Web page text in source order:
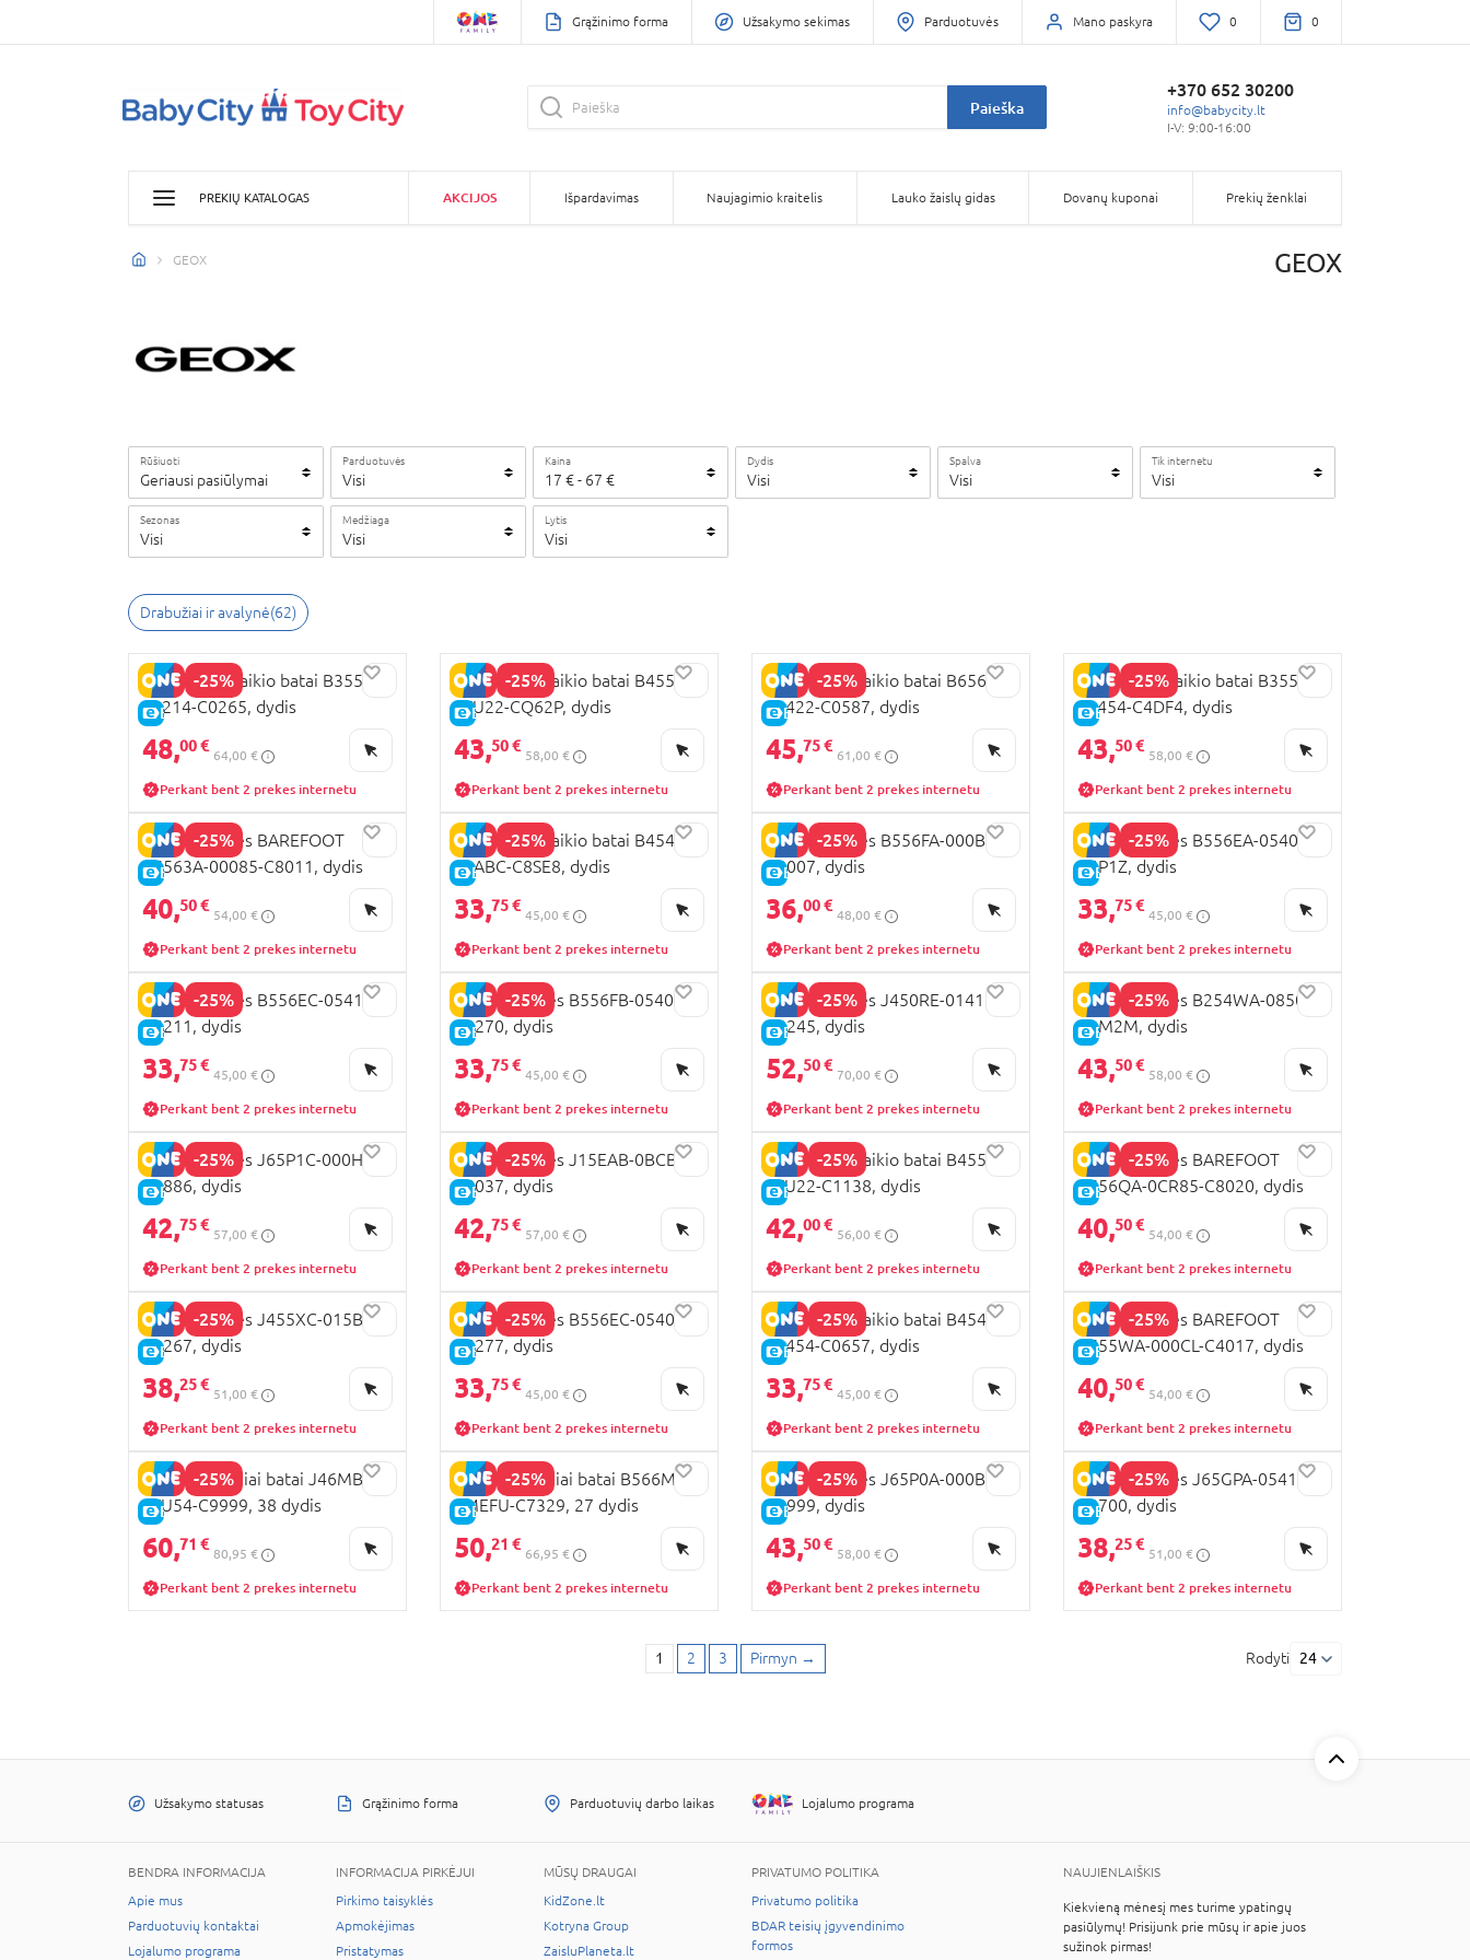
Grąžinimo forma Užsakymo sekimas Parduotuvės Mano paskyra 0 0
Paieška
+370 652 30200
info@babycity.lt
I-V: 9:00-16:00
PREKIŲ KATALOGAS AKCIJOS Išpardavimas Naujagimio kraitelis Lauko žaislų gidas Dovanų kuponai Prekių ženklai
GEOX GEOX
Rūšiuoti
Geriausi pasiūlymai
Parduotuvės
Visi
Kaina
17 €- 67 €
Dydis
Visi
Spalva
Visi
Tik internetu
Visi
Sezonas
Visi
Medžiaga
Visi
Lytis
Visi
Drabužiai ir avalynė(62)
-25%
E-KAINA
GEOX laisvalaikio batai B3558C-
02214-C0265, dydis
48,00 €
64,00 €
Perkant bent 2 prekes internetu
-25%
E-KAINA
GEOX laisvalaikio batai B455RB-
0FU22-CQ62P, dydis
43,50 €
58,00 €
Perkant bent 2 prekes internetu
-25%
E-KAINA
GEOX laisvalaikio batai B656GC-
01422-C0587, dydis
45,75 €
61,00 €
Perkant bent 2 prekes internetu
-25%
E-KAINA
GEOX laisvalaikio batai B3555C-
01454-C4DF4, dydis
43,50 €
58,00 €
Perkant bent 2 prekes internetu
-25%
E-KAINA
GEOX basutės BAREFOOT
B5563A-00085-C8011, dydis
40,50 €
54,00 €
Perkant bent 2 prekes internetu
-25%
E-KAINA
GEOX laisvalaikio batai B454TD-
02ABC-C8SE8, dydis
33,75 €
45,00 €
Perkant bent 2 prekes internetu
-25%
E-KAINA
GEOX basutės B556FA-000BC-
C0007, dydis
36,00 €
48,00 €
Perkant bent 2 prekes internetu
-25%
E-KAINA
GEOX basutės B556EA-05404-
C4P1Z, dydis
33,75 €
45,00 €
Perkant bent 2 prekes internetu
-25%
E-KAINA
GEOX basutės B556EC-05410-
C4211, dydis
33,75 €
45,00 €
Perkant bent 2 prekes internetu
-25%
E-KAINA
GEOX basutės B556FB-05404-
C0270, dydis
33,75 €
45,00 €
Perkant bent 2 prekes internetu
-25%
E-KAINA
GEOX basutės J450RE-01411-
C0245, dydis
52,50 €
70,00 €
Perkant bent 2 prekes internetu
-25%
E-KAINA
GEOX basutės B254WA-08502-
C1M2M, dydis
43,50 €
58,00 €
Perkant bent 2 prekes internetu
-25%
E-KAINA
GEOX basutės J65P1C-000HH-
C0886, dydis
42,75 €
57,00 €
Perkant bent 2 prekes internetu
-25%
E-KAINA
GEOX basutės J15EAB-0BCBN-
C8037, dydis
42,75 €
57,00 €
Perkant bent 2 prekes internetu
-25%
E-KAINA
GEOX laisvalaikio batai B455QB-
0FU22-C1138, dydis
42,00 €
56,00 €
Perkant bent 2 prekes internetu
-25%
E-KAINA
GEOX basutės BAREFOOT
B656QA-0CR85-C8020, dydis
40,50 €
54,00 €
Perkant bent 2 prekes internetu
-25%
E-KAINA
GEOX basutės J455XC-015BC-
C1267, dydis
38,25 €
51,00 €
Perkant bent 2 prekes internetu
-25%
E-KAINA
GEOX basutės B556EC-05404-
C4277, dydis
33,75 €
45,00 €
Perkant bent 2 prekes internetu
-25%
E-KAINA
GEOX laisvalaikio batai B454UC-
01454-C0657, dydis
33,75 €
45,00 €
Perkant bent 2 prekes internetu
-25%
E-KAINA
GEOX basutės BAREFOOT
B555WA-000CL-C4017, dydis
40,50 €
54,00 €
Perkant bent 2 prekes internetu
-25%
E-KAINA
GEOX žieminiai batai J46MBF-
0FU54-C9999, 38 dydis
60,71 €
80,95 €
Perkant bent 2 prekes internetu
-25%
E-KAINA
GEOX žieminiai batai B566MB-
0MEFU-C7329, 27 dydis
50,21 €
66,95 €
Perkant bent 2 prekes internetu
-25%
E-KAINA
GEOX basutės J65P0A-000BC-
C9999, dydis
43,50 €
58,00 €
Perkant bent 2 prekes internetu
-25%
E-KAINA
GEOX basutės J65GPA-05415-
C0700, dydis
38,25 €
51,00 €
Perkant bent 2 prekes internetu
1 2 3 Pirmyn → Rodyti 24
Užsakymo statusas Grąžinimo forma Parduotuvių darbo laikas Lojalumo programa
BENDRA INFORMACIJA
Apie mus
Parduotuvių kontaktai
Lojalumo programa
INFORMACIJA PIRKĖJUI
Pirkimo taisyklės
Apmokėjimas
Pristatymas
MŪSŲ DRAUGAI
KidZone.lt
Kotryna Group
ZaisluPlaneta.lt
PRIVATUMO POLITIKA
Privatumo politika
BDAR teisių įgyvendinimo
formos
NAUJIENLAIŠKIS
Kiekvieną mėnesį mes turime ypatingų
pasiūlymų! Prisijunk prie mūsų ir apie juos
sužinok pirmas!